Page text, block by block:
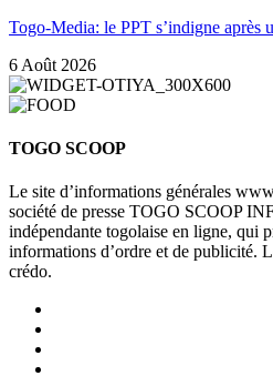
Togo-Media: le PPT s’indigne après
6 Août 2026
TOGO SCOOP
Le site d’informations générales
société de presse TOGO SCOOP
indépendante togolaise en ligne, qui
informations d’ordre et de publicité.
crédo.